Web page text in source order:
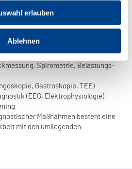
erlauben
Ablehnen
Abdomen, Gefäße, Gelenke)
(EKG, 24-Stunden-EKG, 24-
Spirometrie, Belastungs-
Gastroskopie, TEE)
(EEG, Elektrophysiologie)
Maßnahmen besteht eine
mit den umliegenden